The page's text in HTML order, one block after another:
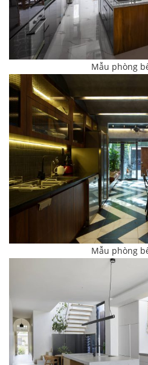
Mẫu phòng
Mẫu phòng